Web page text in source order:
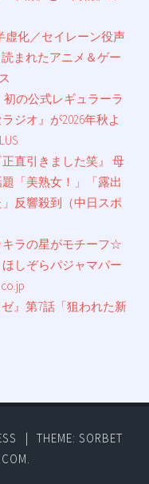
虚化／セイレーン役声
まれたアニメ＆ゲー
初の公式レギュラーラ
ジオ』が2026年秋よ
直引きました笑』 母
「美熟女！」「露出
反響殺到（中日スポ
キラの星がモチーフ☆
しぞらパジャマパー
』第7話「狙われた新
THEME: SORBET
.